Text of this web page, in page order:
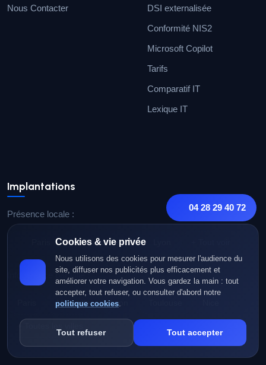
04 28 29 40 72
Cookies & vie privée
Nous utilisons des cookies pour mesurer l'audience du
site, diffuser nos publicités plus efficacement et
améliorer votre navigation. Vous gardez la main : tout
accepter, tout refuser, ou consulter d'abord notre
politique cookies.
Tout refuser Tout accepter
Nous Contacter
DSI externalisée
Conformité NIS2
Microsoft Copilot
Tarifs
Comparatif IT
Lexique IT
Implantations
Présence locale :
Marseille
Infogérance par ville :
Marseille Lyon
+ Toutes les villes